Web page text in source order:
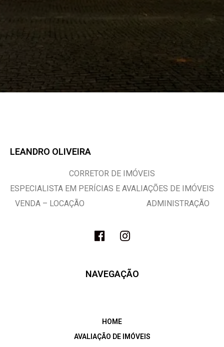
LEANDRO OLIVEIRA
CORRETOR DE IMÓVEIS
ESPECIALISTA EM PERÍCIAS E AVALIAÇÕES DE IMÓVEIS
VENDA – LOCAÇÃO ADMINISTRAÇÃO
NAVEGAÇÃO
HOME
AVALIAÇÃO DE IMÓVEIS